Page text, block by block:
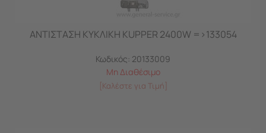
ΑΝΤΙΣΤΑΣΗ ΚΥΚΛΙΚΗ KUPPER 2400W =>133054
Κωδικός: 20133009
Μη Διαθέσιμο
[Καλέστε για Τιμή]